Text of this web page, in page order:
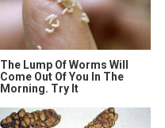
The Lump Of Worms Will
Come Out Of You In The
Morning. Try It